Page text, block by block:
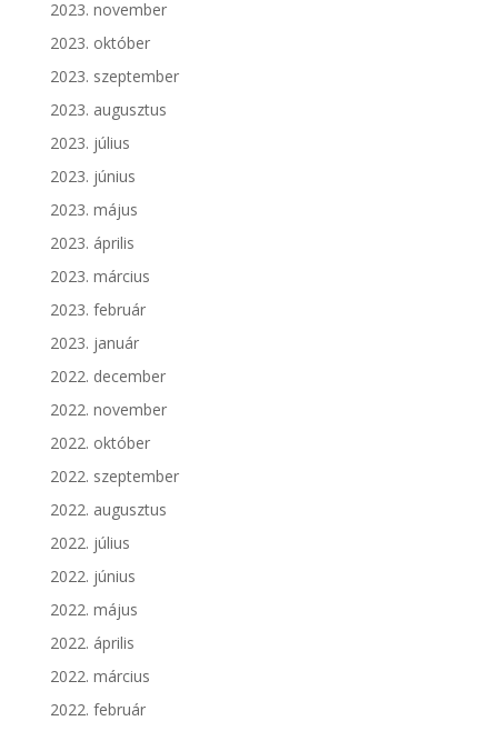
2023. november
2023. október
2023. szeptember
2023. augusztus
2023. július
2023. június
2023. május
2023. április
2023. március
2023. február
2023. január
2022. december
2022. november
2022. október
2022. szeptember
2022. augusztus
2022. július
2022. június
2022. május
2022. április
2022. március
2022. február